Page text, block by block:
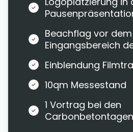
Beachflag vor dem
Eingangsbereich
Einblendung
10qm Messestand
1 Vortrag bei den
Carbonbetontagen